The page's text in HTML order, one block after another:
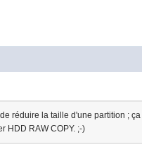
réduire la taille d'une partition ;
HDD RAW COPY. ;-)